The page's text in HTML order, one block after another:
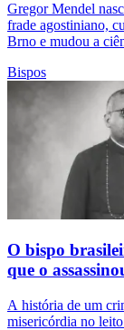
Gregor Mendel
frade agostiniano,
Brno e mudou a
Bispos
O bispo
que o
A história de um
misericórdia no